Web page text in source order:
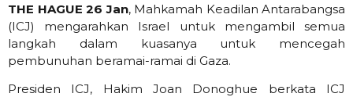
THE HAGUE 26 Jan, Mahkamah Keadilan Antarabangsa
(ICJ) mengarahkan Israel untuk mengambil semua
langkah dalam kuasanya untuk mencegah
pembunuhan beramai-ramai di Gaza.
Presiden ICJ, Hakim Joan Donoghue berkata ICJ